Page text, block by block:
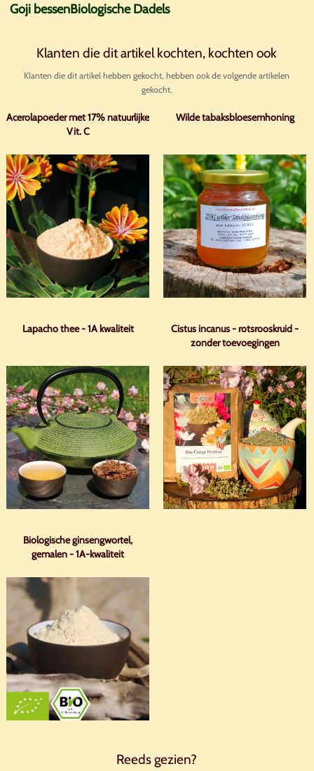
Goji bessenBiologische Dadels
Klanten die dit artikel kochten, kochten ook
Klanten die dit artikel hebben gekocht, hebben ook de volgende artikelen
gekocht.
Acerolapoeder met 17% natuurlijke
Vit. C
Wilde tabaksbloesemhoning
Lapacho thee - 1A kwaliteit
Cistus incanus - rotsrooskruid -
zonder toevoegingen
Biologische ginsengwortel,
gemalen - 1A-kwaliteit
Reeds gezien?